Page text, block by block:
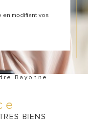
en modifiant vos
Bayonne
BIENS